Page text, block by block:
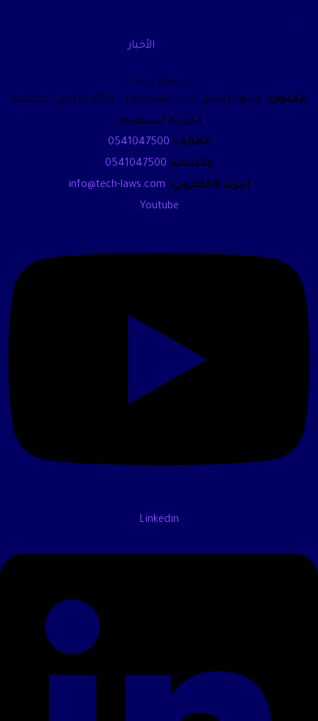
الأخبار
تواصل معنا
العنوان:
واجهة روشن، مبنى سيرفكورب (S4)، الرياض، المملكة
العربية السعودية.
الهاتف: 0541047500
واتساب: 0541047500
البريد الالكتروني: info@tech-laws.com
Youtube
Linkedin